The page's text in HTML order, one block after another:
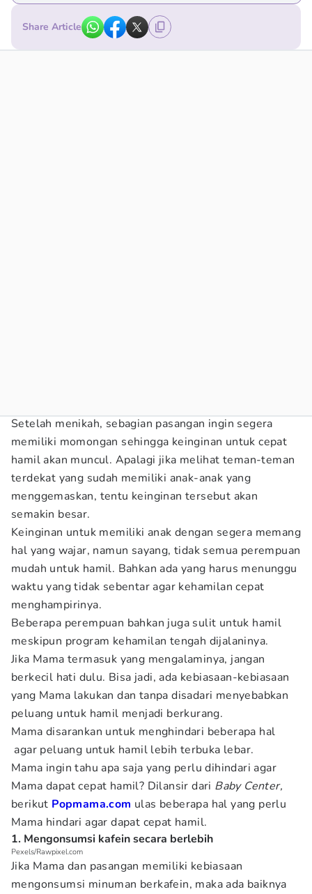
Share Article
Setelah menikah, sebagian pasangan ingin segera
memiliki momongan sehingga keinginan untuk cepat
hamil akan muncul. Apalagi jika melihat teman-teman
terdekat yang sudah memiliki anak-anak yang
menggemaskan, tentu keinginan tersebut akan
semakin besar.
Keinginan untuk memiliki anak dengan segera memang
hal yang wajar, namun sayang, tidak semua perempuan
mudah untuk hamil. Bahkan ada yang harus menunggu
waktu yang tidak sebentar agar kehamilan cepat
menghampirinya.
Beberapa perempuan bahkan juga sulit untuk hamil
meskipun program kehamilan tengah dijalaninya.
Jika Mama termasuk yang mengalaminya, jangan
berkecil hati dulu. Bisa jadi, ada kebiasaan-kebiasaan
yang Mama lakukan dan tanpa disadari menyebabkan
peluang untuk hamil menjadi berkurang.
Mama disarankan untuk menghindari beberapa hal
agar peluang untuk hamil lebih terbuka lebar.
Mama ingin tahu apa saja yang perlu dihindari agar
Mama dapat cepat hamil? Dilansir dari Baby Center,
berikut Popmama.com ulas beberapa hal yang perlu
Mama hindari agar dapat cepat hamil.
1. Mengonsumsi kafein secara berlebih
Pexels/Rawpixel.com
Jika Mama dan pasangan memiliki kebiasaan
mengonsumsi minuman berkafein, maka ada baiknya